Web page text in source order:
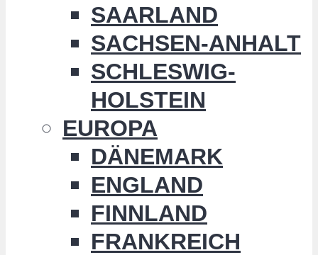
SAARLAND
SACHSEN-ANHALT
SCHLESWIG-
HOLSTEIN
EUROPA
DÄNEMARK
ENGLAND
FINNLAND
FRANKREICH